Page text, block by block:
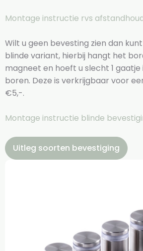
Montage instructie rvs
Wilt u geen bevesting zien dan
blinde variant, hierbij hangt het
magneet en hoeft u slecht 1 gaatje
boren. Deze is verkrijgbaar voor
€5,-.
Montage instructie blinde
Uitleg soorten bevestiging